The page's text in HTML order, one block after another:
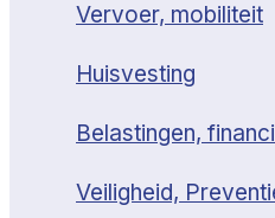
Vervoer, mobiliteit
Huisvesting
Belastingen,
Veiligheid,